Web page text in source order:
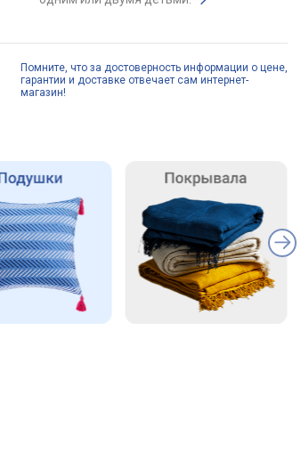
Помните, что за достоверность информации о цене,
гарантии и доставке отвечает сам интернет-
магазин!